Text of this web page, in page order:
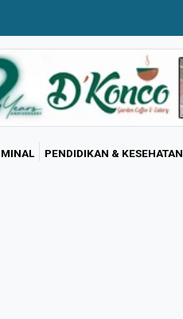
PENDIDIKAN & KESEHATAN